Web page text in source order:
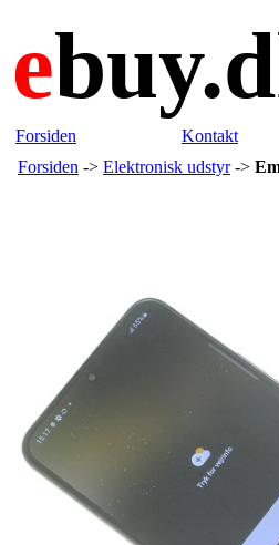
e
Forsiden Kontakt
Forsiden -> Elektronisk udstyr->